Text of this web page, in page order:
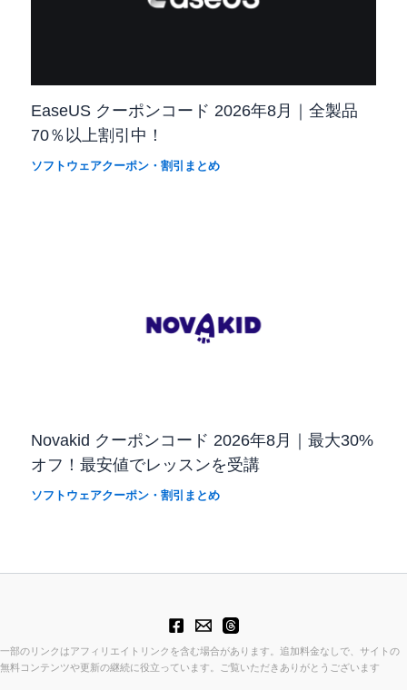
EaseUS クーポンコード 2026年8月｜全製品
70％以上割引中！
ソフトウェアクーポン・割引まとめ
Novakid クーポンコード 2026年8月｜最大30%
オフ！最安値でレッスンを受講
ソフトウェアクーポン・割引まとめ
一部のリンクはアフィリエイトリンクを含む場合があります。追加料金なしで、サイトの
無料コンテンツや更新の継続に役立っています。ご覧いただきありがとうございます